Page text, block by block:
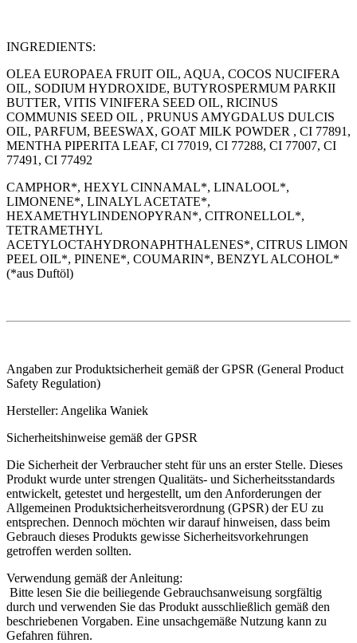
INGREDIENTS:
OLEA EUROPAEA FRUIT OIL, AQUA, COCOS NUCIFERA
OIL, SODIUM HYDROXIDE, BUTYROSPERMUM PARKII
BUTTER, VITIS VINIFERA SEED OIL, RICINUS
COMMUNIS SEED OIL , PRUNUS AMYGDALUS DULCIS
OIL, PARFUM, BEESWAX, GOAT MILK POWDER , CI 77891,
MENTHA PIPERITA LEAF, CI 77019, CI 77288, CI 77007, CI
77491, CI 77492
CAMPHOR*, HEXYL CINNAMAL*, LINALOOL*,
LIMONENE*, LINALYL ACETATE*,
HEXAMETHYLINDENOPYRAN*, CITRONELLOL*,
TETRAMETHYL
ACETYLOCTAHYDRONAPHTHALENES*, CITRUS LIMON
PEEL OIL*, PINENE*, COUMARIN*, BENZYL ALCOHOL*
(*aus Duftöl)
Angaben zur Produktsicherheit gemäß der GPSR (General Product
Safety Regulation)
Hersteller: Angelika Waniek
Sicherheitshinweise gemäß der GPSR
Die Sicherheit der Verbraucher steht für uns an erster Stelle. Dieses
Produkt wurde unter strengen Qualitäts- und Sicherheitsstandards
entwickelt, getestet und hergestellt, um den Anforderungen der
Allgemeinen Produktsicherheitsverordnung (GPSR) der EU zu
entsprechen. Dennoch möchten wir darauf hinweisen, dass beim
Gebrauch dieses Produkts gewisse Sicherheitsvorkehrungen
getroffen werden sollten.
Verwendung gemäß der Anleitung:
Bitte lesen Sie die beiliegende Gebrauchsanweisung sorgfältig
durch und verwenden Sie das Produkt ausschließlich gemäß den
beschriebenen Vorgaben. Eine unsachgemäße Nutzung kann zu
Gefahren führen.